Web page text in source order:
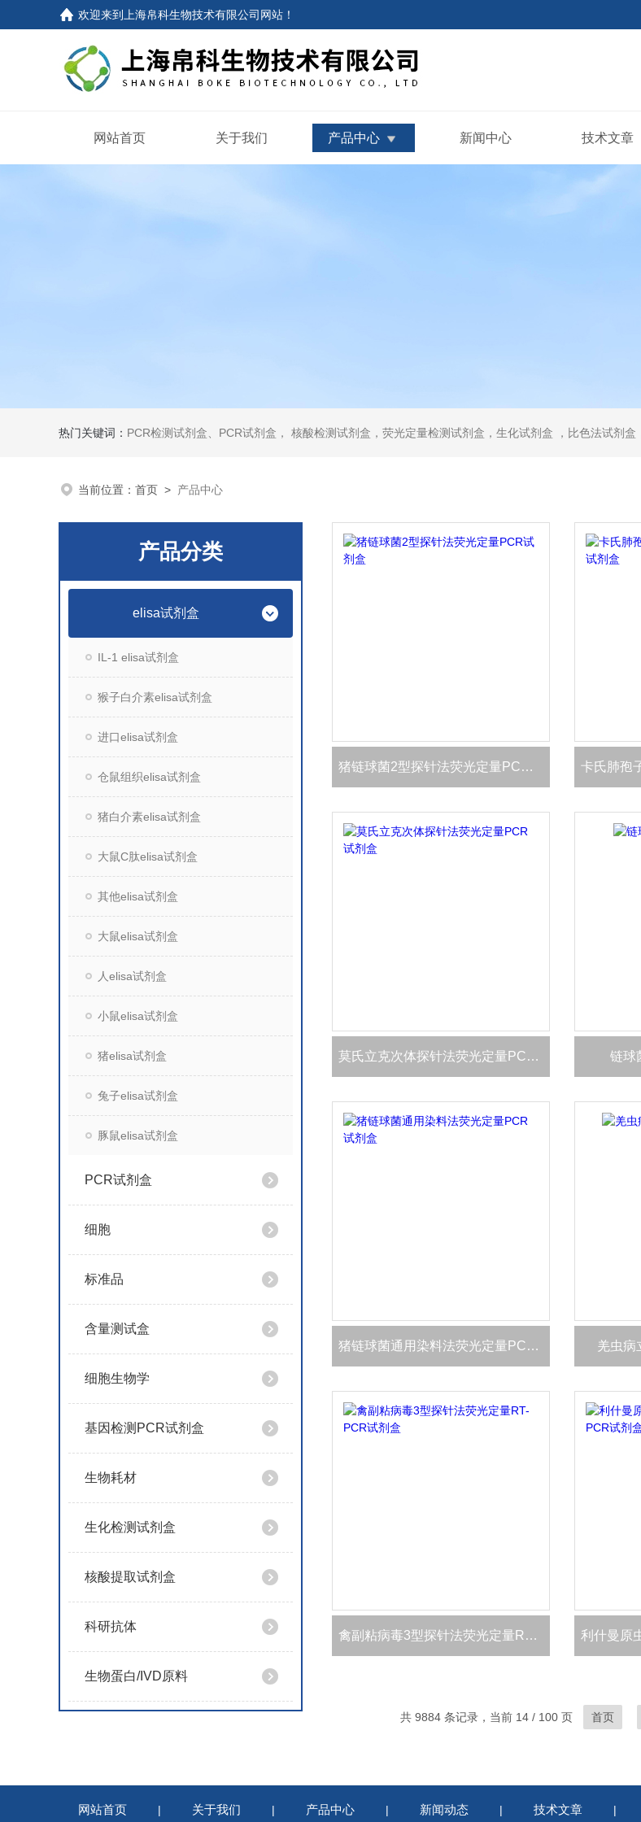
欢迎来到 上海帛科生物技术有限公司网站 ！
网站首页 关于我们 产品中心 新闻中心 技术文章
热门关键词： PCR检测试剂盒、PCR试剂盒， 核酸检测试剂盒，荧光定量检测试剂盒，生化试剂盒 ，比色法试剂盒，酶活性检测试剂盒，ELISA试剂盒，酶联免疫检测试剂盒，试剂盒，ELISA试剂盒，抗体，重组蛋白，分光光度法检测试剂盒，细胞株，原代细胞，细胞培养基，标准溶液产品。代理并销售进口SIGMA试剂、abcam抗体、R&D抗体、CST抗体、ATCC细胞
当前位置： 首页 > 产品中心
产品分类
elisa试剂盒
IL-1 elisa试剂盒
猴子白介素elisa试剂盒
进口elisa试剂盒
仓鼠组织elisa试剂盒
猪白介素elisa试剂盒
大鼠C肽elisa试剂盒
其他elisa试剂盒
大鼠elisa试剂盒
人elisa试剂盒
小鼠elisa试剂盒
猪elisa试剂盒
兔子elisa试剂盒
豚鼠elisa试剂盒
PCR试剂盒
细胞
标准品
含量测试盒
细胞生物学
基因检测PCR试剂盒
生物耗材
生化检测试剂盒
核酸提取试剂盒
科研抗体
生物蛋白/IVD原料
猪链球菌2型探针法荧光定量PCR试剂盒
莫氏立克次体探针法荧光定量PCR试剂盒 链球
猪链球菌通用染料法荧光定量PCR试剂盒 羌虫病
禽副粘病毒3型探针法荧光定量RT-PCR试剂盒
共 9884 条记录，当前 14 / 100 页 首页
网站首页 | 关于我们 | 产品中心 | 新闻动态 | 技术文章 |